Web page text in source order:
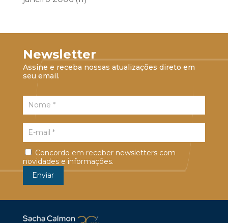
Newsletter
Assine e receba nossas atualizações direto em
seu email.
Concordo em receber newsletters com
novidades e informações.